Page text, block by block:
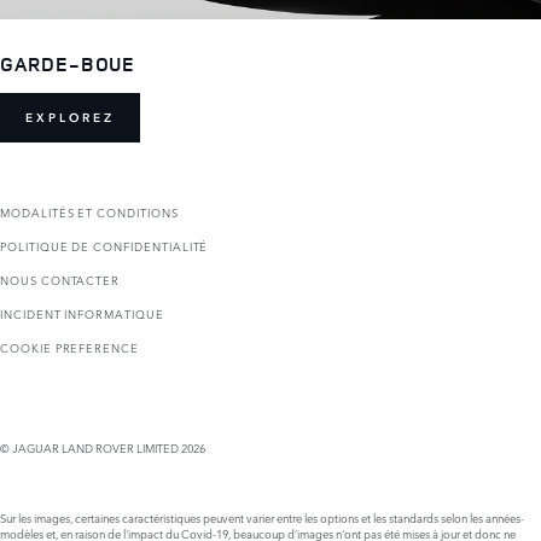
GARDE-BOUE
EXPLOREZ
MODALITÉS ET CONDITIONS
POLITIQUE DE CONFIDENTIALITÉ
NOUS CONTACTER
INCIDENT INFORMATIQUE
COOKIE PREFERENCE
© JAGUAR LAND ROVER LIMITED 2026
Sur les images, certaines caractéristiques peuvent varier entre les options et les standards selon les années-
modèles et, en raison de l'impact du Covid-19, beaucoup d’images n'ont pas été mises à jour et donc ne